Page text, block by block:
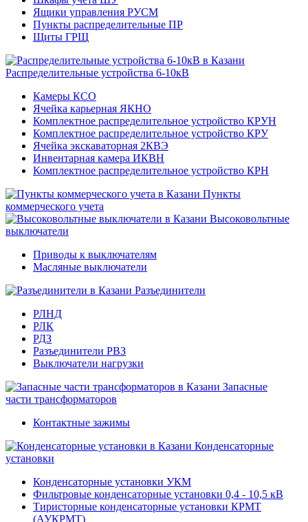
Ящики управления РУСМ
Пункты распределительные ПР
Щиты ГРЩ
Распределительные устройства 6-10кВ
Камеры КСО
Ячейка карьерная ЯКНО
Комплектное распределительное устройство КРУН
Комплектное распределительное устройство КРУ
Ячейка экскаваторная 2КВЭ
Инвентарная камера ИКВН
Комплектное распределительное устройство КРН
Пункты
коммерческого учета
Высоковольтные
выключатели
Приводы к выключателям
Масляные выключатели
Разъединители
РЛНД
РЛК
РДЗ
Разъединители РВЗ
Выключатели нагрузки
Запасные
части трансформаторов
Контактные зажимы
Конденсаторные
установки
Конденсаторные установки УКМ
Фильтровые конденсаторные установки 0,4 - 10,5 кВ
Тиристорные конденсаторные установки КРМТ
(АУКРМТ)